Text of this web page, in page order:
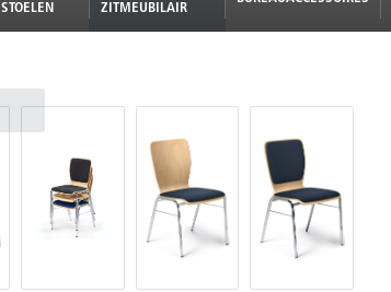
STOELEN
ZITMEUBILAIR